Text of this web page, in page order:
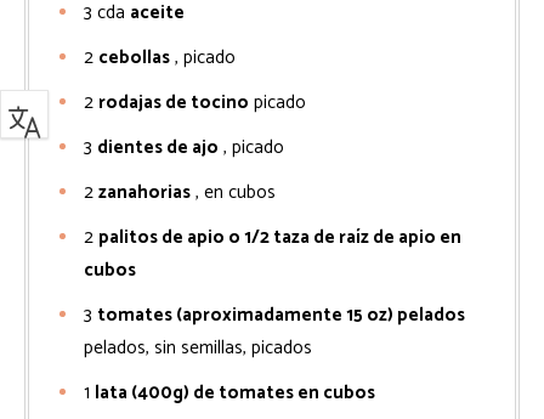
3 cda aceite
2 cebollas, picado
2 rodajas de tocino picado
3 dientes de ajo , picado
2zanahorias, en cubos
2 palitos de apio o 1/2 taza de raíz de apio en
cubos
3 tomates (aproximadamente 15 oz) pelados
pelados, sin semillas, picados
1 lata (400g) de tomates en cubos